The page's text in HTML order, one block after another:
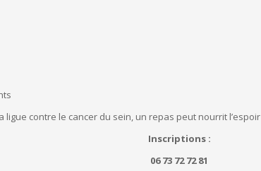
contre le cancer du sein, un repas peut nourrit l’espoir
Inscriptions :
06 73 72 72 81